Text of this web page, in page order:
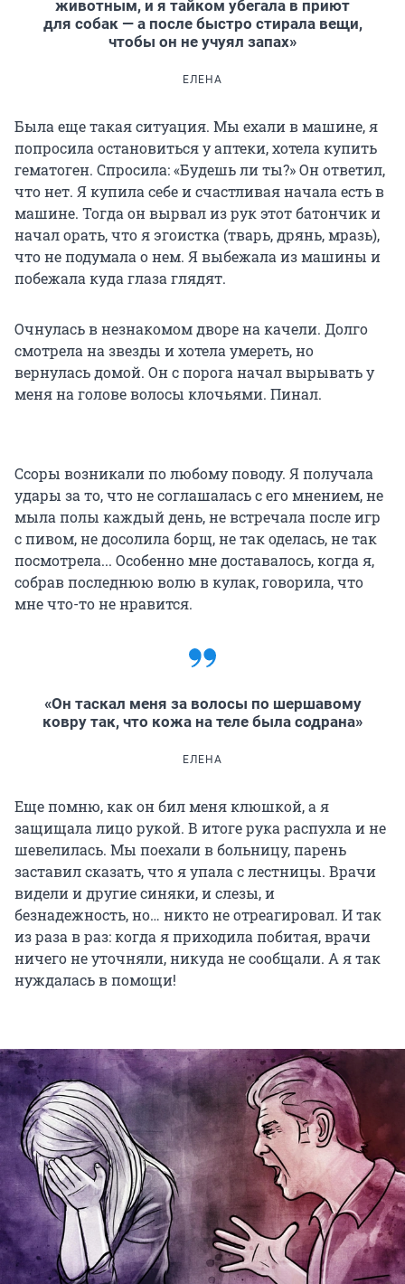
животным, и я тайком убегала в приют
для собак — а после быстро стирала вещи,
чтобы он не учуял запах»
ЕЛЕНА
Была еще такая ситуация. Мы ехали в машине, я
попросила остановиться у аптеки, хотела купить
гематоген. Спросила: «Будешь ли ты?» Он ответил,
что нет. Я купила себе и счастливая начала есть в
машине. Тогда он вырвал из рук этот батончик и
начал орать, что я эгоистка (тварь, дрянь, мразь),
что не подумала о нем. Я выбежала из машины и
побежала куда глаза глядят.
Очнулась в незнакомом дворе на качели. Долго
смотрела на звезды и хотела умереть, но
вернулась домой. Он с порога начал вырывать у
меня на голове волосы клочьями. Пинал.
Ссоры возникали по любому поводу. Я получала
удары за то, что не соглашалась с его мнением, не
мыла полы каждый день, не встречала после игр
с пивом, не досолила борщ, не так оделась, не так
посмотрела... Особенно мне доставалось, когда я,
собрав последнюю волю в кулак, говорила, что
мне что-то не нравится.
«Он таскал меня за волосы по шершавому
ковру так, что кожа на теле была содрана»
ЕЛЕНА
Еще помню, как он бил меня клюшкой, а я
защищала лицо рукой. В итоге рука распухла и не
шевелилась. Мы поехали в больницу, парень
заставил сказать, что я упала с лестницы. Врачи
видели и другие синяки, и слезы, и
безнадежность, но… никто не отреагировал. И так
из раза в раз: когда я приходила побитая, врачи
ничего не уточняли, никуда не сообщали. А я так
нуждалась в помощи!